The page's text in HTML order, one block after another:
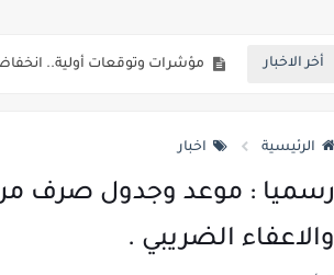
أخر الاخبار نتيجة الثانوية العامة ملف اكسل .. كشوف درجات طلاب
الرئيسية اخبار
والاعفاء الضريبي .